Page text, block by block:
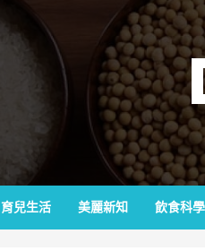
育兒生活 美麗新知 飲食科學